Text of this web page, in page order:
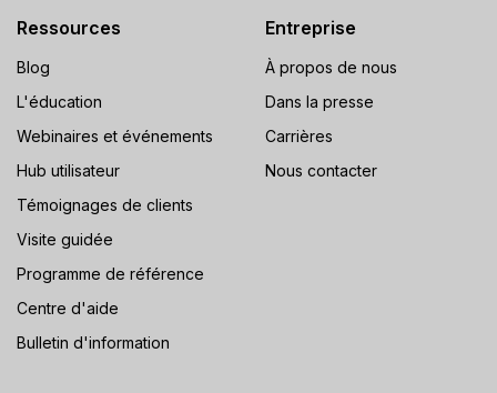
Ressources
Blog
L'éducation
Webinaires et événements
Hub utilisateur
Témoignages de clients
Visite guidée
Programme de référence
Centre d'aide
Bulletin d'information
Entreprise
À propos de nous
Dans la presse
Carrières
Nous contacter